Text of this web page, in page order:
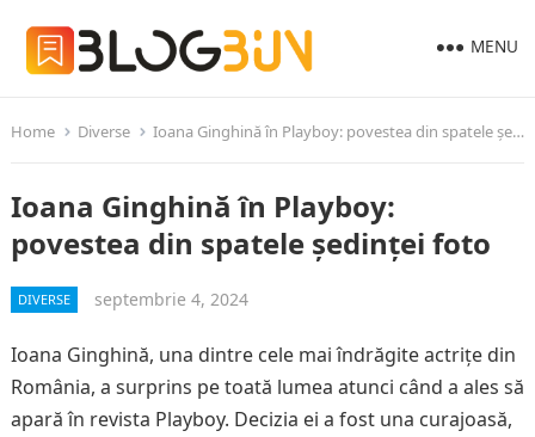
MENU
Home Diverse Ioana Ginghină în Playboy: povestea din spatele ședinței foto
Ioana Ginghină în Playboy:
povestea din spatele ședinței foto
DIVERSE septembrie 4, 2024
Ioana Ginghină, una dintre cele mai îndrăgite actrițe din
România, a surprins pe toată lumea atunci când a ales să
apară în revista Playboy. Decizia ei a fost una curajoasă,